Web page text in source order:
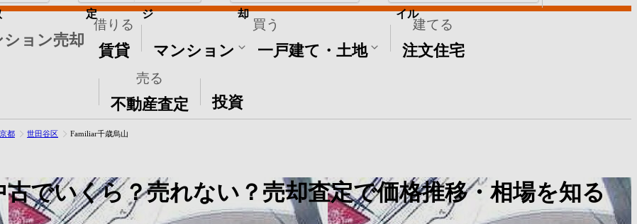
ション売却
借りる
賃貸
買う
マンション 一戸建て・土地
建てる
注文住宅
売る
不動産査定
その他
投資
定 ジ 却 イル
都 世田谷区 Familiar千歳烏山
古でいくら？売れない？売却査定で価格推移・相場を知る